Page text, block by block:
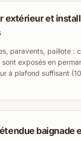
extérieur et
paravents, paillote :
exposés en
à plafond suffisant
baignade